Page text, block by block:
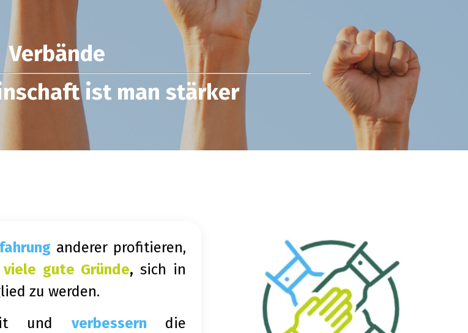
Verbände
ist man stärker
anderer profitieren,
viele gute Gründe, sich in
zu werden.
und verbessern die